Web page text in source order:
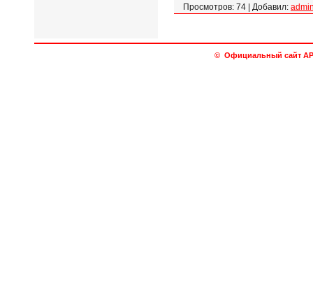
Просмотров: 74 | Добавил:
© Официальный сайт